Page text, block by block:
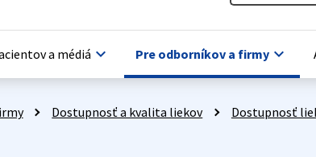
a médiá keyboard_arrow_down Pre odborníkov a firmy keyboard_arrow_down
Dostupnosť a kvalita liekov Dostupnosť